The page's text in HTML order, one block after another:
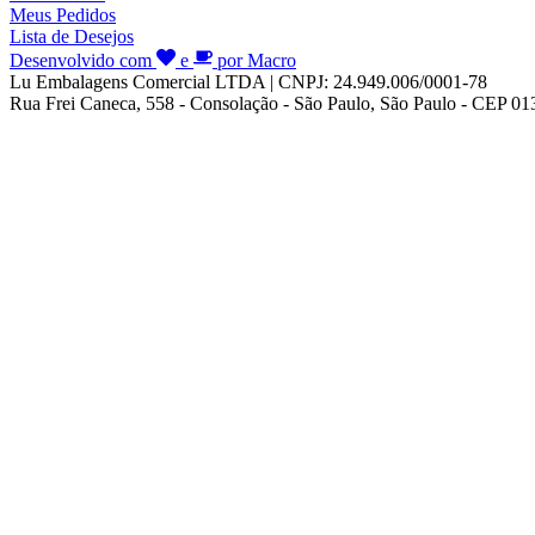
Meus Pedidos
Lista de Desejos
Desenvolvido com
e
por Macro
Lu Embalagens Comercial LTDA | CNPJ: 24.949.006/0001-78
Rua Frei Caneca, 558 - Consolação - São Paulo, São Paulo - CEP